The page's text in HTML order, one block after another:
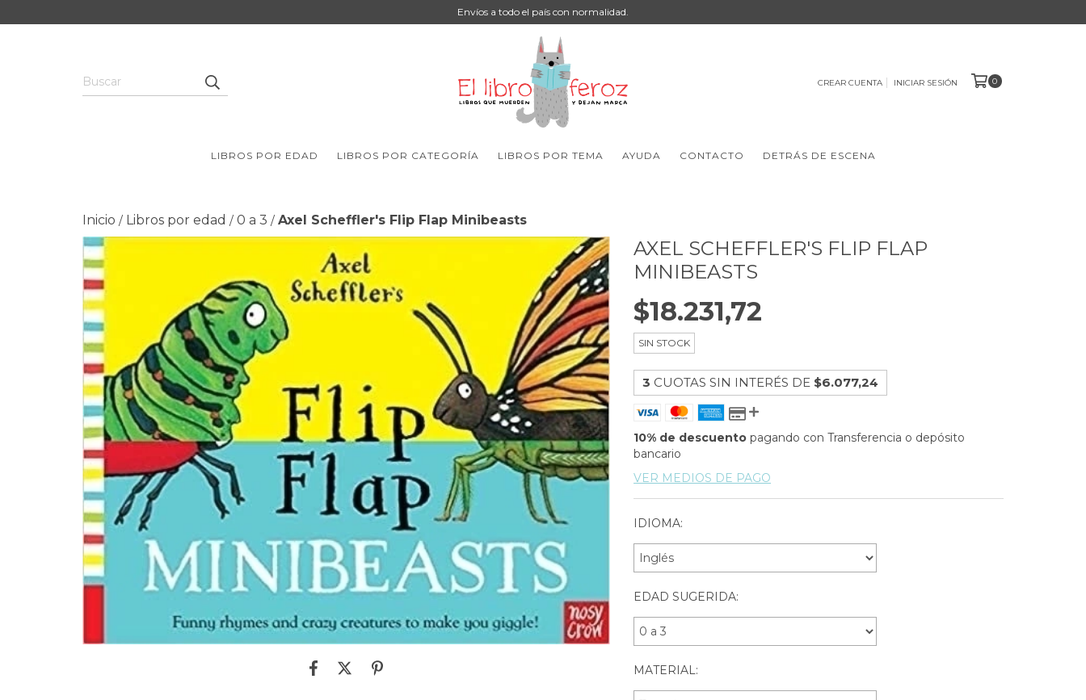
Envíos a todo el país con normalidad.
CREAR CUENTA INICIAR SESIÓN 0
LIBROS POR EDAD LIBROS POR CATEGORÍA LIBROS POR TEMA AYUDA CONTACTO DETRÁS DE ESCENA
Inicio / Libros por edad / 0 a 3 / Axel Scheffler's Flip Flap Minibeasts
AXEL SCHEFFLER'S FLIP FLAP
MINIBEASTS
$18.231,72
SIN STOCK
3 CUOTAS SIN INTERÉS DE $6.077,24
10% de descuento pagando con Transferencia o depósito
bancario
VER MEDIOS DE PAGO
IDIOMA:
EDAD SUGERIDA:
MATERIAL: